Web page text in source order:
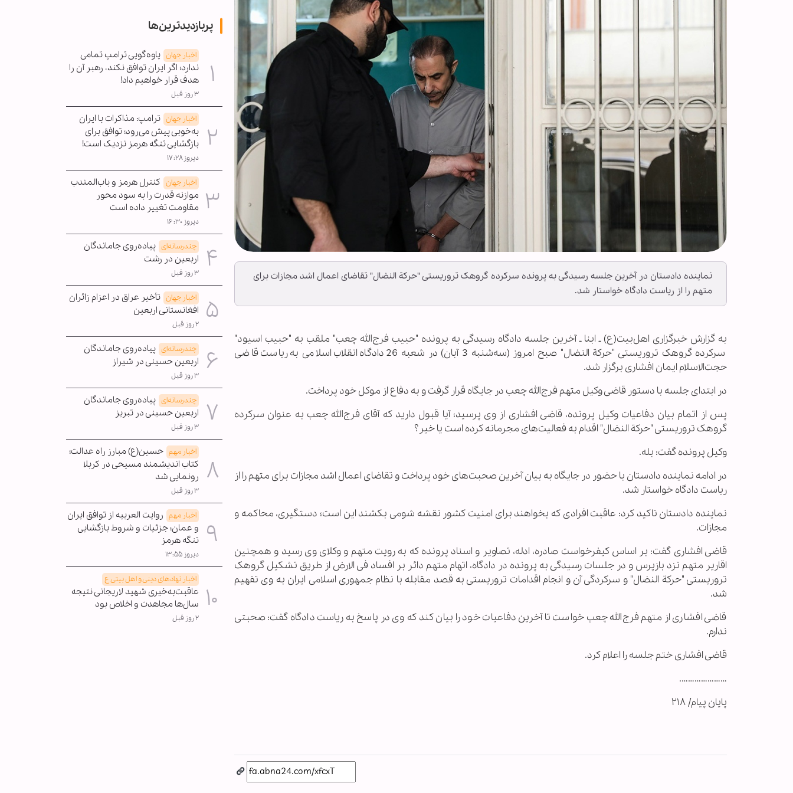
نماینده دادستان در آخرین جلسه رسیدگی به پرونده سرکرده گروهک تروریستی "حرکة النضال" تقاضای اعمال اشد مجازات برای
متهم را از ریاست دادگاه خواستار شد.
به گزارش خبرگزاری اهل‌بیت(ع) ـ ابنا ـ آخرین جلسه دادگاه رسیدگی به پرونده "حبیب فرج‌الله چعب" ملقب به "حبیب اسیود"
سرکرده گروهک تروریستی "حرکة النضال" صبح امروز (سه‌شنبه 3 آبان) در شعبه 26 دادگاه انقلاب اسلامی به ریاست قاضی
حجت‌الاسلام ایمان افشاری برگزار شد.
در ابتدای جلسه با دستور قاضی وکیل متهم فرج‌الله چعب در جایگاه قرار گرفت و به دفاع از موکل خود پرداخت.
پس از اتمام بیان دفاعیات وکیل پرونده، قاضی افشاری از وی پرسید؛ آیا قبول دارید که آقای فرج‌الله چعب به عنوان سرکرده
گروهک تروریستی "حرکة النضال" اقدام به فعالیت‌های مجرمانه کرده است یا خیر؟
وکیل پرونده گفت: بله.
در ادامه نماینده دادستان با حضور در جایگاه به بیان آخرین صحبت‌های خود پرداخت و تقاضای اعمال اشد مجازات برای متهم را از
ریاست دادگاه خواستار شد.
نماینده دادستان تاکید کرد: عاقبت افرادی که بخواهند برای امنیت کشور نقشه شومی بکشند این است؛ دستگیری، محاکمه و
مجازات.
قاضی افشاری گفت: بر اساس کیفرخواست صادره، ادله، تصاویر و اسناد پرونده که به رویت متهم و وکلای وی رسید و همچنین
اقاریر متهم نزد بازپرس و در جلسات رسیدگی به پرونده در دادگاه، اتهام متهم دائر بر افساد فی الارض از طریق تشکیل گروهک
تروریستی "حرکة النضال" و سرکردگی آن و انجام اقدامات تروریستی به قصد مقابله با نظام جمهوری اسلامی ایران به وی تفهیم
شد.
قاضی افشاری از متهم فرج‌الله چعب خواست تا آخرین دفاعیات خود را بیان کند که وی در پاسخ به ریاست دادگاه گفت: صحبتی
ندارم.
قاضی افشاری ختم جلسه را اعلام کرد.
………………….
پایان پیام/ ۲۱۸
پربازدیدترین‌ها
اخبار جهان یاوه‌گویی ترامپ تمامی
ندارد؛ اگر ایران توافق نکند، رهبر آن را
هدف قرار خواهیم داد!
۳ روز قبل
اخبار جهان ترامپ: مذاکرات با ایران
به‌خوبی پیش می‌رود؛ توافق برای
بازگشایی تنگه هرمز نزدیک است!
دیروز ۱۷:۲۸
اخبار جهان کنترل هرمز و باب‌المندب
موازنه قدرت را به سود محور
مقاومت تغییر داده است
دیروز ۱۶:۳۰
چندرسانه‌ای پیاده‌روی جاماندگان
اربعین در رشت
۳ روز قبل
اخبار جهان تأخیر عراق در اعزام زائران
افغانستانی اربعین
۲ روز قبل
چندرسانه‌ای پیاده‌روی جاماندگان
اربعین حسینی در شیراز
۳ روز قبل
چندرسانه‌ای پیاده‌روی جاماندگان
اربعین حسینی در تبریز
۳ روز قبل
اخبار مهم حسین(ع) مبارز راه عدالت؛
کتاب اندیشمند مسیحی در کربلا
رونمایی شد
۳ روز قبل
اخبار مهم روایت العربیه از توافق ایران
و عمان؛ جزئیات و شروط بازگشایی
تنگه هرمز
دیروز ۱۳:۵۵
اخبار نهادهای دینی و اهل بیتی ع
عاقبت‌به‌خیری شهید لاریجانی نتیجه
سال‌ها مجاهدت و اخلاص بود
۲ روز قبل